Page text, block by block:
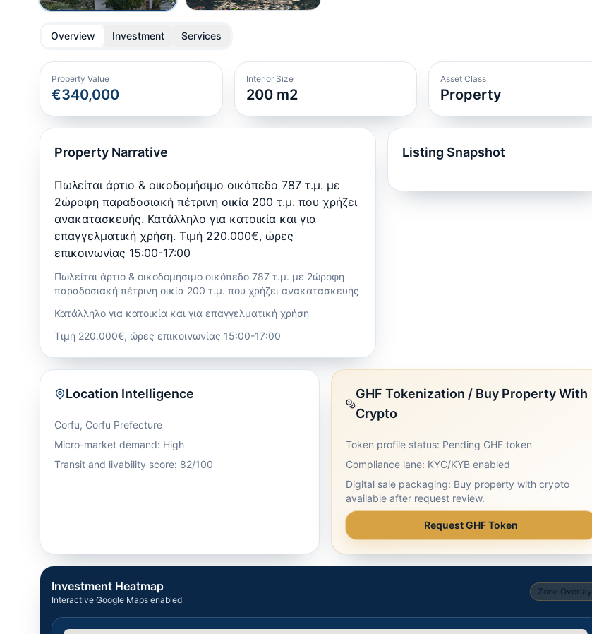
Overview Investment Services
Property Value
€340,000
Interior Size
200m2
Asset Class
Property
Property Narrative
Πωλείται άρτιο & οικοδομήσιμο οικόπεδο 787 τ.μ. με
2ώροφη παραδοσιακή πέτρινη οικία 200 τ.μ. που χρήζει
ανακατασκευής. Κατάλληλο για κατοικία και για
επαγγελματική χρήση. Τιμή 220.000€, ώρες
επικοινωνίας 15:00-17:00
Πωλείται άρτιο & οικοδομήσιμο οικόπεδο 787 τ.μ. με 2ώροφη
παραδοσιακή πέτρινη οικία 200 τ.μ. που χρήζει ανακατασκευής
Κατάλληλο για κατοικία και για επαγγελματική χρήση
Τιμή 220.000€, ώρες επικοινωνίας 15:00-17:00
Listing Snapshot
Location Intelligence
Corfu, Corfu Prefecture
Micro-market demand: High
Transit and livability score: 82/100
GHF Tokenization / Buy Property With
Crypto
Token profile status: Pending GHF token
Compliance lane: KYC/KYB enabled
Digital sale packaging: Buy property with crypto
available after request review.
Request GHF Token
Investment Heatmap
Interactive Google Maps enabled
Zone Overlay